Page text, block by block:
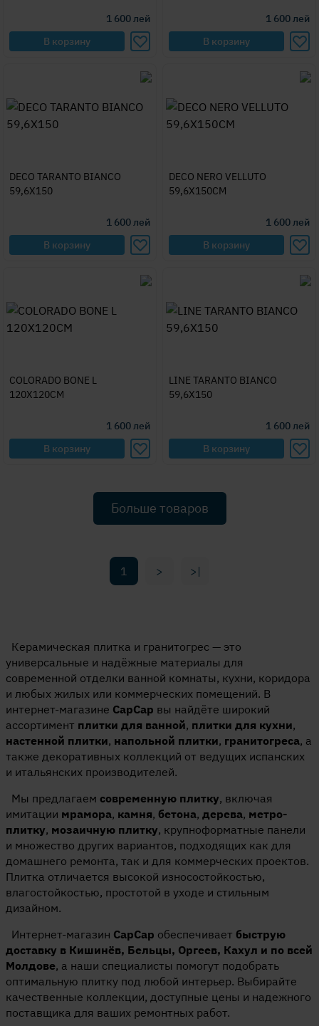
1 600лей
В корзину
1 600лей
В корзину
DECO TARANTO BIANCO
59,6X150
1 600лей
В корзину
DECO NERO VELLUTO
59,6X150CM
1 600лей
В корзину
COLORADO BONE L
120X120CM
1 600лей
В корзину
LINE TARANTO BIANCO
59,6X150
1 600лей
В корзину
Больше товаров
1 > >|
Керамическая плитка и гранитогрес — это
универсальные и надёжные материалы для
современной отделки ванной комнаты, кухни, коридора
и любых жилых или коммерческих помещений. В
интернет-магазине CapCap вы найдёте широкий
ассортимент плитки для ванной, плитки для кухни,
настенной плитки, напольной плитки, гранитогреса, а
также декоративных коллекций от ведущих испанских
и итальянских производителей.
Мы предлагаем современную плитку, включая
имитации мрамора, камня, бетона, дерева, метро-
плитку, мозаичную плитку, крупноформатные панели
и множество других вариантов, подходящих как для
домашнего ремонта, так и для коммерческих проектов.
Плитка отличается высокой износостойкостью,
влагостойкостью, простотой в уходе и стильным
дизайном.
Интернет-магазин CapCap обеспечивает быструю
доставку в Кишинёв, Бельцы, Оргеев, Кахул и по всей
Молдове, а наши специалисты помогут подобрать
оптимальную плитку под любой интерьер. Выбирайте
качественные коллекции, доступные цены и надежного
поставщика для ваших ремонтных работ.